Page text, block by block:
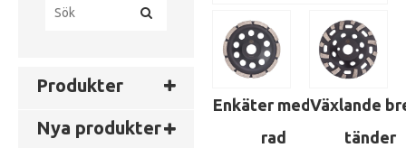
Produkter
Nya produkter
Enkäter med en
rad
Växlande
tänder